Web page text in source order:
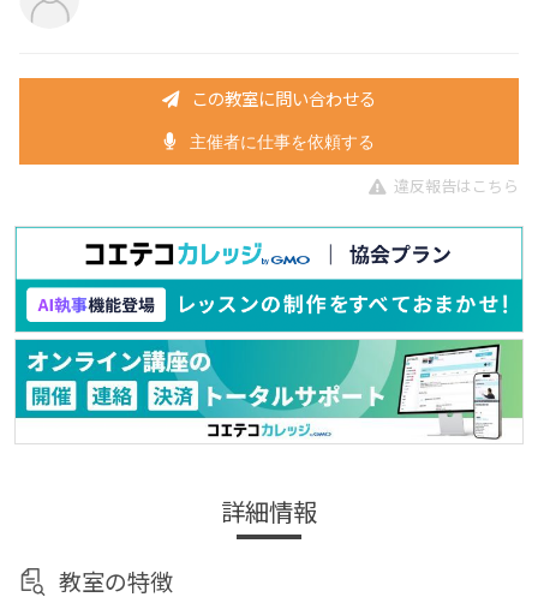
この教室に問い合わせる
主催者に仕事を依頼する
違反報告はこちら
詳細情報
教室の特徴